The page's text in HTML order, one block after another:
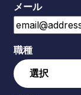
メール
職種